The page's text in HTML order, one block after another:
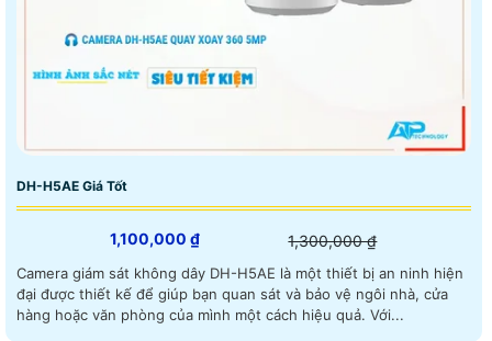
DH-H5AE Giá Tốt
1,100,000 ₫ 1,300,000 ₫
Camera giám sát không dây DH-H5AE là một thiết bị an ninh hiện
đại được thiết kế để giúp bạn quan sát và bảo vệ ngôi nhà, cửa
hàng hoặc văn phòng của mình một cách hiệu quả. Với...